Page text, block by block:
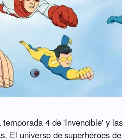
4 de 'Invencible' y las
El universo de superhéroes de